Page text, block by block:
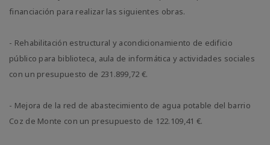
financiación para realizar las siguientes obras.
- Rehabilitación estructural y acondicionamiento de edificio
público para biblioteca, aula de informática y actividades sociales
con un presupuesto de 231.899,72 €.
- Mejora de la red de abastecimiento de agua potable del barrio
Coz de Monte con un presupuesto de 122.109,41 €.